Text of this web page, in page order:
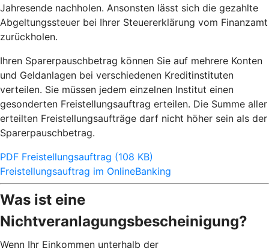
Jahresende nachholen. Ansonsten lässt sich die gezahlte
Abgeltungssteuer bei Ihrer Steuererklärung vom Finanzamt
zurückholen.
Ihren Sparerpauschbetrag können Sie auf mehrere Konten
und Geldanlagen bei verschiedenen Kreditinstituten
verteilen. Sie müssen jedem einzelnen Institut einen
gesonderten Freistellungsauftrag erteilen. Die Summe aller
erteilten Freistellungsaufträge darf nicht höher sein als der
Sparerpauschbetrag.
PDF Freistellungsauftrag (108 KB)
Freistellungsauftrag im OnlineBanking
Was ist eine
Nichtveranlagungsbescheinigung?
Wenn Ihr Einkommen unterhalb der